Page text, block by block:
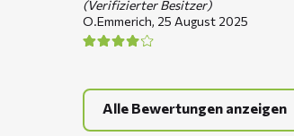
(Verifizierter Besitzer)
O.Emmerich, 25 August 2025
Alle Bewertungen anzeigen